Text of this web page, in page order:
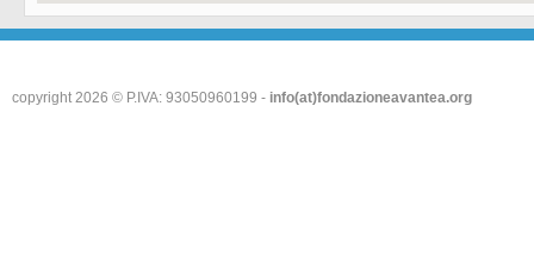
copyright 2026 © P.IVA: 93050960199 - info(at)fondazioneavantea.org